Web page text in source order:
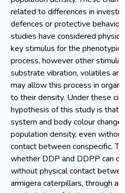
related to differences in
defences or protective
studies have considered
key stimulus for the phenotypic
process, however other stimuli
substrate vibration, volatiles
may allow this process in
to their density. Under these
hypothesis of this study is that
system and body colour change
population density, even
contact between conspecific.
whether DDP and DDPP can
without physical contact
armigera caterpillars, through